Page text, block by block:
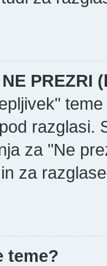
PREZRI
razglasi.
za "Ne
za
teme?